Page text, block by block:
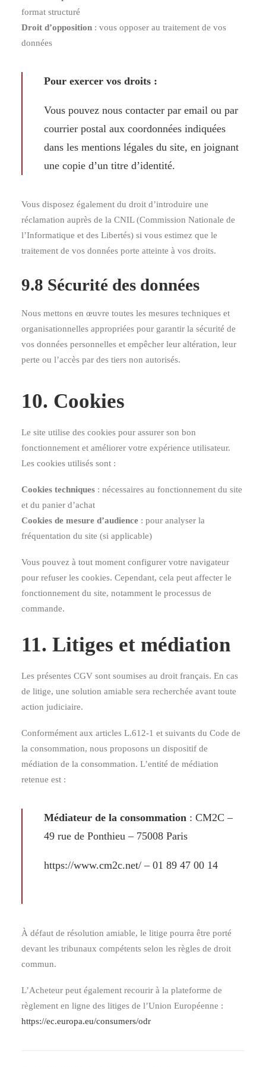
format structuré
Droit d’opposition : vous opposer au traitement de vos
données
Pour exercer vos droits :
Vous pouvez nous contacter par email ou par
courrier postal aux coordonnées indiquées
dans les mentions légales du site, en joignant
une copie d’un titre d’identité.
Vous disposez également du droit d’introduire une
réclamation auprès de la CNIL (Commission Nationale de
l’Informatique et des Libertés) si vous estimez que le
traitement de vos données porte atteinte à vos droits.
9.8 Sécurité des données
Nous mettons en œuvre toutes les mesures techniques et
organisationnelles appropriées pour garantir la sécurité de
vos données personnelles et empêcher leur altération, leur
perte ou l’accès par des tiers non autorisés.
10. Cookies
Le site utilise des cookies pour assurer son bon
fonctionnement et améliorer votre expérience utilisateur.
Les cookies utilisés sont :
Cookies techniques : nécessaires au fonctionnement du site
et du panier d’achat
Cookies de mesure d’audience : pour analyser la
fréquentation du site (si applicable)
Vous pouvez à tout moment configurer votre navigateur
pour refuser les cookies. Cependant, cela peut affecter le
fonctionnement du site, notamment le processus de
commande.
11. Litiges et médiation
Les présentes CGV sont soumises au droit français. En cas
de litige, une solution amiable sera recherchée avant toute
action judiciaire.
Conformément aux articles L.612-1 et suivants du Code de
la consommation, nous proposons un dispositif de
médiation de la consommation. L’entité de médiation
retenue est :
Médiateur de la consommation : CM2C –
49 rue de Ponthieu – 75008 Paris
https://www.cm2c.net/ – 01 89 47 00 14
À défaut de résolution amiable, le litige pourra être porté
devant les tribunaux compétents selon les règles de droit
commun.
L’Acheteur peut également recourir à la plateforme de
règlement en ligne des litiges de l’Union Européenne :
https://ec.europa.eu/consumers/odr